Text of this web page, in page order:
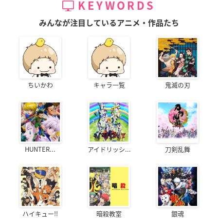
KEYWORDS
みんなが注目しているアニメ・作品たち
ちいかわ キャラ一覧 鬼滅の刃
HUNTER... アイドリッシ... 刀剣乱舞
ハイキュー!! 暗殺教室 銀魂